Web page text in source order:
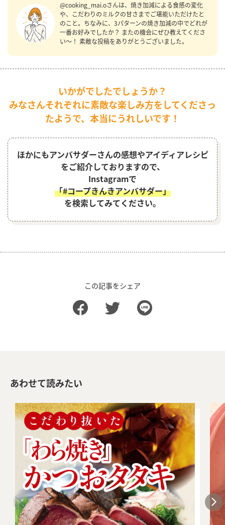
@cooking_mai.oさんは、焼き加減による食感の変化
や、こだわりのミルクの甘さまでご堪能いただけたと
のこと。ちなみに、3パターンの焼き加減の中でどれが
一番お好みでしたか？ またの機会にぜひ教えてくださ
い〜！ 素敵な投稿をありがとうございました。
いかがでしたでしょうか？
みなさんそれぞれに素敵な楽しみ方をしてくださっ
たようで、本当にうれしいです！
ほかにもアンバサダーさんの感想やアイディアレシピ
をご紹介しておりますので、
Instagramで
「#コープきんきアンバサダー」
を検索してみてください。
この記事をシェア
あわせて読みたい